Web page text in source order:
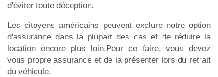
d'éviter toute déception.
Les citoyens américains peuvent exclure notre option
d'assurance dans la plupart des cas et de réduire la
location encore plus loin.Pour ce faire, vous devez
vous propre assurance et de la présenter lors du retrait
du véhicule.